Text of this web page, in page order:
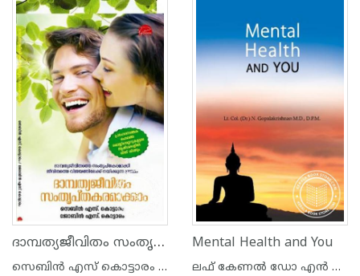
5
4
3
2
1
ദാമ്പത്യജീവിതം സംതൃപ്തകരമാക്കാം
സെബിന്‍ എസ് കൊട്ടാരം - ജോബിന്‍ എസ് കൊട്ടാരം
Mental Health and You
ലഫ് കേണല്‍ ഡോ എന്‍ ഗോപാലകൃഷ്നന്‍ എംഡി ഡിപിഎം